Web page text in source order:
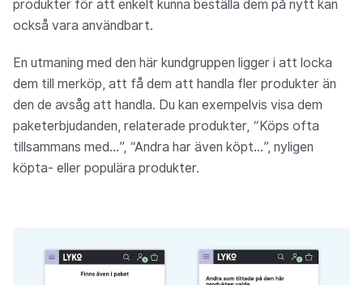
produkter för att enkelt kunna beställa dem på nytt kan
också vara användbart.
En utmaning med den här kundgruppen ligger i att locka
dem till merköp, att få dem att handla fler produkter än
den de avsåg att handla. Du kan exempelvis visa dem
paketerbjudanden, relaterade produkter, “Köps ofta
tillsammans med...”, “Andra har även köpt...”, nyligen
köpta- eller populära produkter.